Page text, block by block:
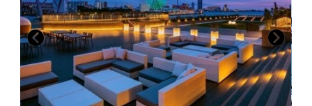
＜ご注意点＞
■全室禁煙です。館内1階・3階に喫煙スペースがございます。
■添い寝は有料人数1名様につき、お子様1名様（未就学児のみ）まで
となります。
■お部屋にございますナイトウェア・スリッパご着用時は、スパのみ
ご入場可能です。
その他施設は、ご入場・ご来店をお断りしております。
■ご宿泊料金は現地決済の場合、チェックイン時の前精算になりま